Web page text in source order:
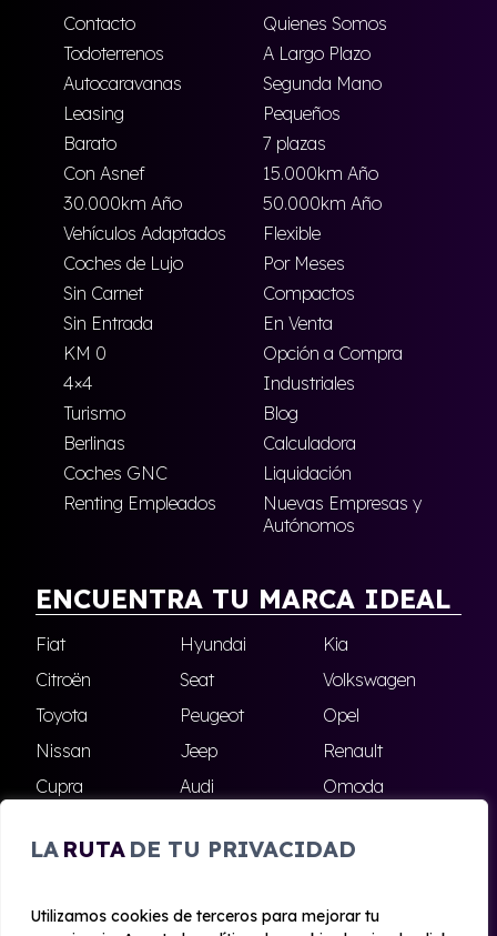
LA RUTA DE TU PRIVACIDAD
Utilizamos cookies de terceros para mejorar tu
Contacto
Quienes Somos
Todoterrenos
A Largo Plazo
Autocaravanas
Segunda Mano
Leasing
Pequeños
Barato
7 plazas
Con Asnef
15.000km Año
30.000km Año
50.000km Año
Vehículos Adaptados
Flexible
Coches de Lujo
Por Meses
Sin Carnet
Compactos
Sin Entrada
En Venta
KM 0
Opción a Compra
4×4
Industriales
Turismo
Blog
Berlinas
Calculadora
Coches GNC
Liquidación
Renting Empleados
Nuevas Empresas y
Autónomos
ENCUENTRA TU MARCA IDEAL
Fiat Hyundai
Kia
Citroën
Seat
Volkswagen
Toyota
Peugeot
Opel
Nissan
Jeep
Renault
Cupra
Audi
Omoda
Skoda
Ford Todas las marcas